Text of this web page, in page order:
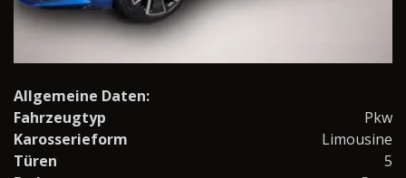
Allgemeine Daten:
Fahrzeugtyp
Pkw
Karosserieform
Limousine
Türen
5